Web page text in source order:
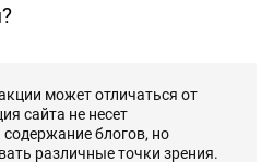
может отличаться от
сайта не несет
содержание блогов, но
различные точки зрения.